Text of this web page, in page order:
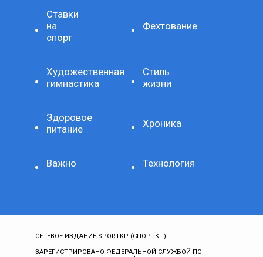
Ставки
на
спорт
Фехтование
Художественная
гимнастика
Стиль
жизни
Здоровое
питание
Хроника
Важно Технология
СЕТЕВОЕ ИЗДАНИЕ SPORTKP (СПОРТКП)
ЗАРЕГИСТРИРОВАНО ФЕДЕРАЛЬНОЙ СЛУЖБОЙ ПО